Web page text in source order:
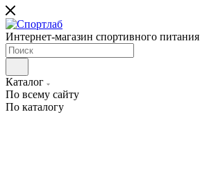
Интернет-магазин спортивного питания
Каталог
По всему сайту
По каталогу